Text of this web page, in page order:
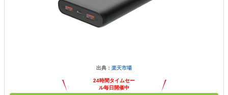
出典： 楽天市場
24時間タイムセー
ル毎日開催中